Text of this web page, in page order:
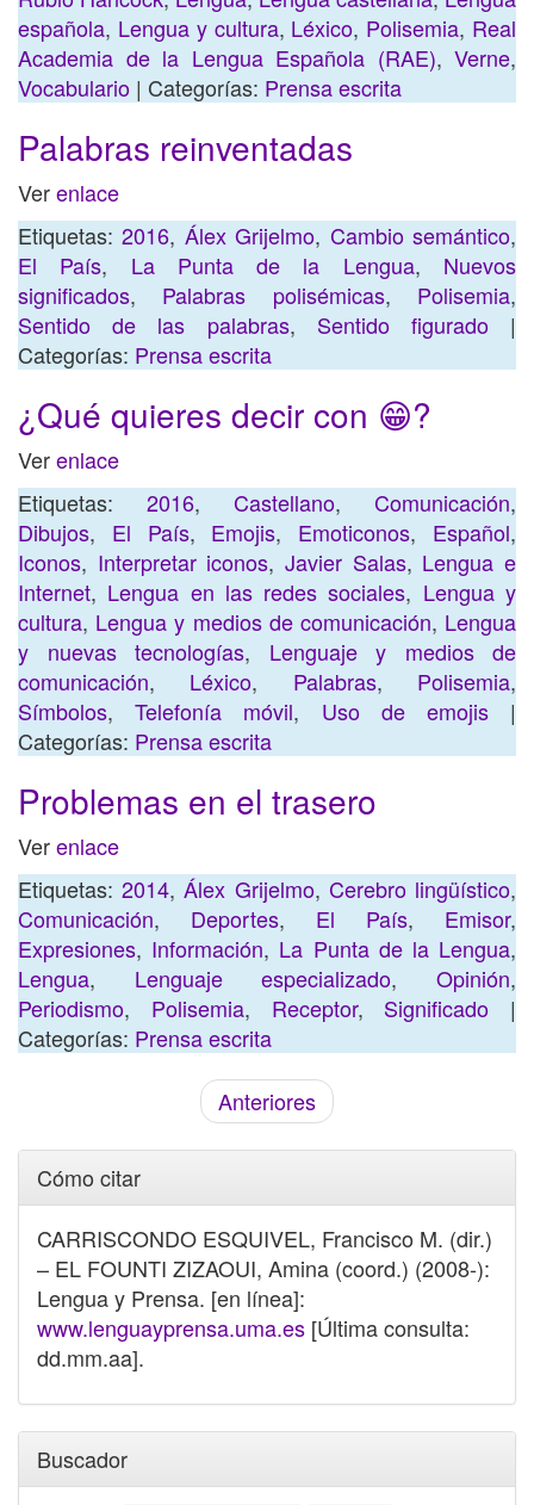
española, Lengua y cultura, Léxico, Polisemia, Real
Academia de la Lengua Española (RAE), Verne,
Vocabulario | Categorías: Prensa escrita
Palabras reinventadas
Verenlace
Etiquetas:2016, Álex Grijelmo, Cambio semántico,
El País, La Punta de la Lengua, Nuevos
significados, Palabras polisémicas, Polisemia,
Sentido de las palabras, Sentido figurado|
Categorías: Prensa escrita
¿Qué quieres decir con 😁?
Verenlace
Etiquetas: 2016, Castellano, Comunicación,
Dibujos, El País, Emojis, Emoticonos, Español,
Iconos, Interpretar iconos,Javier Salas, Lengua e
Internet, Lengua en las redes sociales, Lengua y
cultura, Lengua y medios de comunicación, Lengua
y nuevas tecnologías, Lenguaje y medios de
comunicación, Léxico, Palabras, Polisemia,
Símbolos,Telefonía móvil, Uso de emojis|
Categorías: Prensa escrita
Problemas en el trasero
Verenlace
Etiquetas:2014,Álex Grijelmo, Cerebro lingüístico,
Comunicación, Deportes, El País, Emisor,
Expresiones, Información, La Punta de la Lengua,
Lengua, Lenguaje especializado,Opinión,
Periodismo, Polisemia, Receptor, Significado |
Categorías: Prensa escrita
Anteriores
Cómo citar
CARRISCONDO ESQUIVEL, Francisco M. (dir.)
– EL FOUNTI ZIZAOUI, Amina (coord.) (2008-):
Lengua y Prensa. [en línea]:
www.lenguayprensa.uma.es [Última consulta:
dd.mm.aa].
Buscador